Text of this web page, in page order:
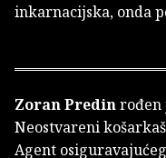
inkarnacijska, onda
Zoran Predinrođen
Neostvareni
Agent